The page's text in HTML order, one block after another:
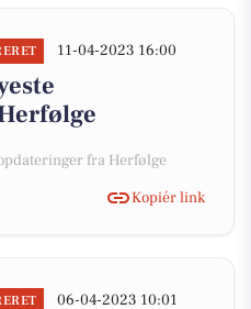
11-04-2023 16:00
fra Herfølge
Kopiér link
06-04-2023 10:01